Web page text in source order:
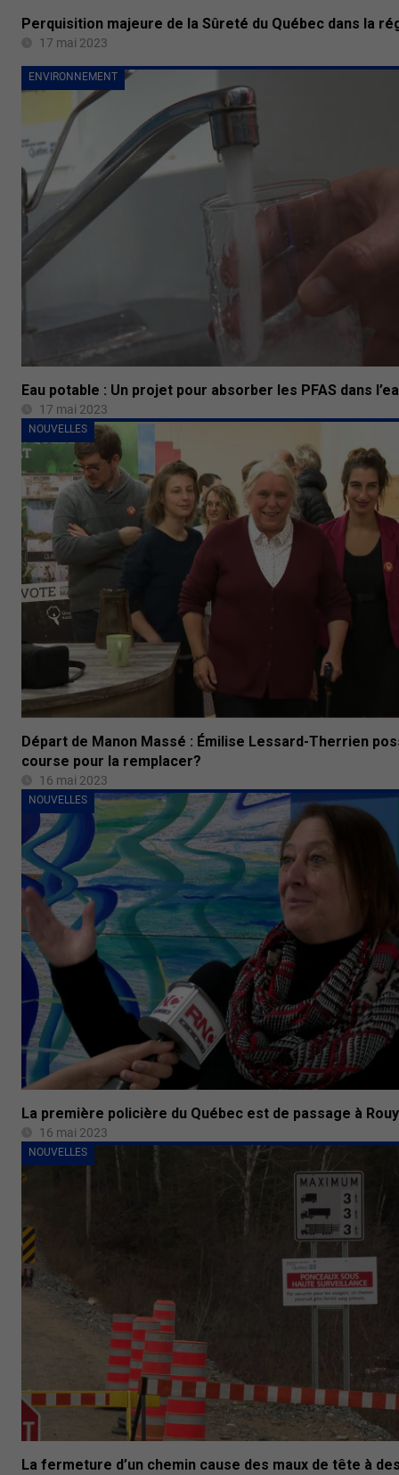
Perquisition majeure de la Sûreté du Québec dans la
17 mai 2023
ENVIRONNEMENT
Eau potable : Un projet pour absorber les PFAS dans
17 mai 2023
NOUVELLES
Départ de Manon Massé : Émilise Lessard-Therrien
course pour la remplacer?
16 mai 2023
NOUVELLES
La première policière du Québec est de passage à
16 mai 2023
NOUVELLES
La fermeture d’un chemin cause des maux de tête à